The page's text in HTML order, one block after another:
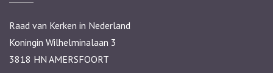
Raad van Kerken in Nederland
Koningin Wilhelminalaan 3
3818 HN AMERSFOORT